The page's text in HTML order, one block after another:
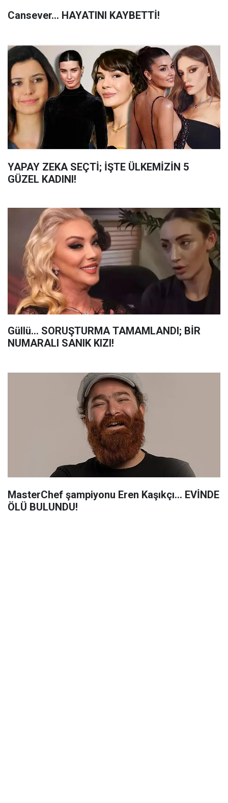
Cansever... HAYATINI KAYBETTİ!
YAPAY ZEKA SEÇTİ; İŞTE ÜLKEMİZİN 5
GÜZEL KADINI!
Güllü... SORUŞTURMA TAMAMLANDI; BİR
NUMARALI SANIK KIZI!
MasterChef şampiyonu Eren Kaşıkçı... EVİNDE
ÖLÜ BULUNDU!